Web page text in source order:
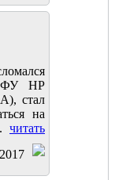
HP
стал
на
читать